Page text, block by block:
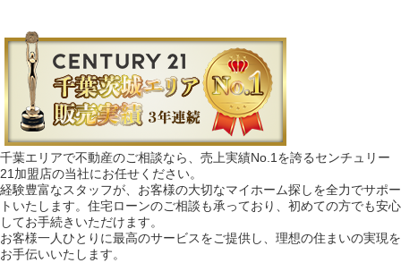
千葉エリアで不動産のご相談なら、売上実績No.1を誇るセンチュリー
21加盟店の当社にお任せください。
経験豊富なスタッフが、お客様の大切なマイホーム探しを全力でサポー
トいたします。住宅ローンのご相談も承っており、初めての方でも安心
してお手続きいただけます。
お客様一人ひとりに最高のサービスをご提供し、理想の住まいの実現を
お手伝いいたします。